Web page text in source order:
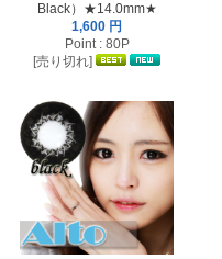
Black）★14.0mm★
1,600 円
Point : 80P
[売り切れ]